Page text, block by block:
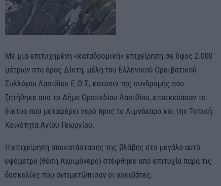
Με μια επιτυχημένη «καταδρομική» επιχείρηση σε ύψος 2.000
μέτρων στο όρος Δίκτη, μέλη του Ελληνικού Ορειβατικού
Συλλόγου Λασιθίου Ε.Ο Σ, κατόπιν της συνδρομής που
ζητήθηκε από το Δήμο Οροπεδίου Λασιθίου, επισκεύασαν το
δίκτυο που μεταφέρει νερό προς το Λιμνάκαρο και την Τοπική
Κοινότητα Αγίου Γεωργίου.
Η επιχείρηση αποκατάστασης της βλάβης στο μεγάλο αυτό
υψόμετρο (θέση Αγριμόνερο) στέφθηκε από επιτυχία παρά τις
δυσκολίες που αντιμετώπισαν οι ορειβάτες.